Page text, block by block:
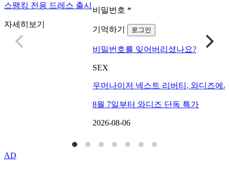
스팽킹 전용 드레스 출시
자세히보기
비밀번호 *
기억하기 로그인
비밀번호를 잊어버리셨나요?
SEX
우머나이저 넥스트 리버티, 와디즈에
8월 7일부터 와디즈 단독 특가
2026-08-06
AD